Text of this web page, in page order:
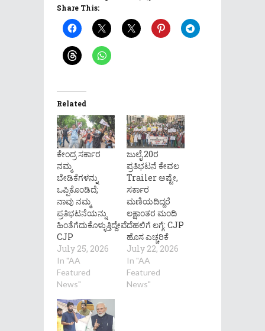
Share This:
Related
ಕೇಂದ್ರ ಸರ್ಕಾರ
ನಮ್ಮ
ಬೇಡಿಕೆಗಳನ್ನು
ಒಪ್ಪಿಕೊಂಡಿದೆ;
ನಾವು ನಮ್ಮ
ಪ್ರತಿಭಟನೆಯನ್ನು
ಹಿಂತೆಗೆದುಕೊಳ್ಳುತ್ತಿದ್ದೇವೆ:
CJP
July 25, 2026
In "AA
Featured
News"
ಜುಲೈ 20ರ
ಪ್ರತಿಭಟನೆ ಕೇವಲ
Trailer ಅಷ್ಟೇ,
ಸರ್ಕಾರ
ಮಣಿಯದಿದ್ದರೆ
ಲಕ್ಷಾಂತರ ಮಂದಿ
ದೆಹಲಿಗೆ ಲಗ್ಗೆ: CJP
ಹೊಸ ಎಚ್ಚರಿಕೆ
July 22, 2026
In "AA
Featured
News"